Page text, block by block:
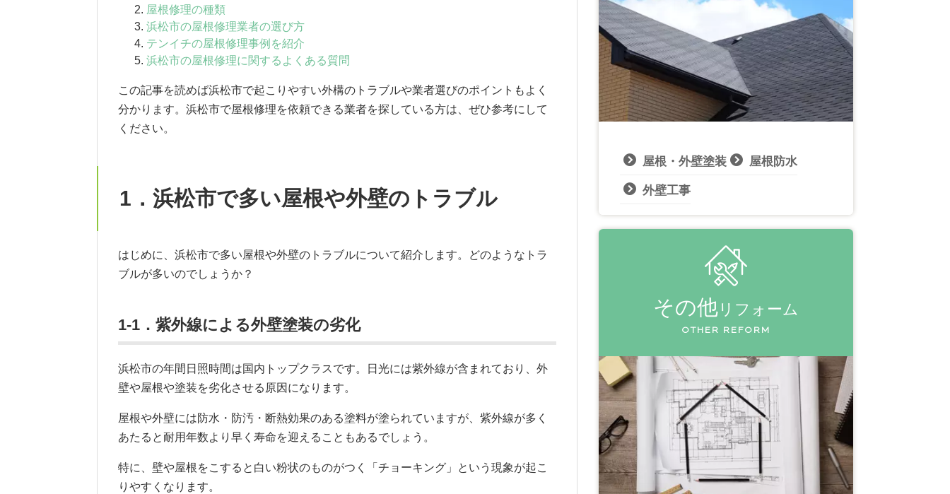
屋根修理の種類
浜松市の屋根修理業者の選び方
テンイチの屋根修理事例を紹介
浜松市の屋根修理に関するよくある質問
この記事を読めば浜松市で起こりやすい外構のトラブルや業者選びのポイントもよく
分かります。浜松市で屋根修理を依頼できる業者を探している方は、ぜひ参考にして
ください。
1．浜松市で多い屋根や外壁のトラブル
はじめに、浜松市で多い屋根や外壁のトラブルについて紹介します。どのようなトラ
ブルが多いのでしょうか？
1-1．紫外線による外壁塗装の劣化
浜松市の年間日照時間は国内トップクラスです。日光には紫外線が含まれており、外
壁や屋根や塗装を劣化させる原因になります。
屋根や外壁には防水・防汚・断熱効果のある塗料が塗られていますが、紫外線が多く
あたると耐用年数より早く寿命を迎えることもあるでしょう。
特に、壁や屋根をこすると白い粉状のものがつく「チョーキング」という現象が起こ
りやすくなります。
屋根・外壁塗装 屋根防水
外壁工事
その他 リフォーム
OTHER REFORM